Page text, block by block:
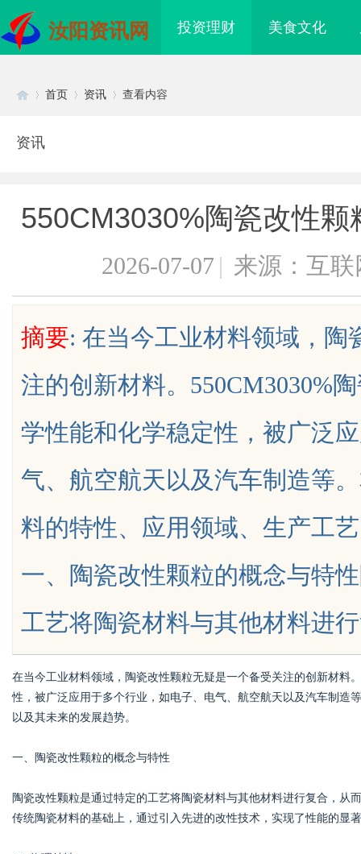
汝阳资讯网 投资理财 美食文化
首页 资讯 查看内容
资讯
550CM3030%陶瓷改性
2026-07-07 | 来源：互联
摘要: 在当今工业材料领域，陶
注的创新材料。550CM3030%
学性能和化学稳定性，被广泛
气、航空航天以及汽车制造等
料的特性、应用领域、生产工
一、陶瓷改性颗粒的概念与特
工艺将陶瓷材料与其他材料进
在当今工业材料领域，陶瓷改性颗粒无疑是一个备受关注的创新材料。
性，被广泛应用于多个行业，如电子、电气、航空航天以及汽车制造
以及其未来的发展趋势。
一、陶瓷改性颗粒的概念与特性
陶瓷改性颗粒是通过特定的工艺将陶瓷材料与其他材料进行复合，从
传统陶瓷材料的基础上，通过引入先进的改性技术，实现了性能的显